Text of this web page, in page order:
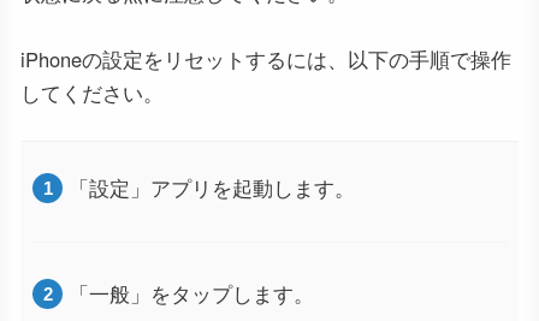
iPhoneの設定をリセットするには、以下の手順で操作
してください。
「設定」アプリを起動します。
「一般」をタップします。